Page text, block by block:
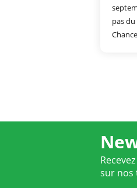
pas
sur nos